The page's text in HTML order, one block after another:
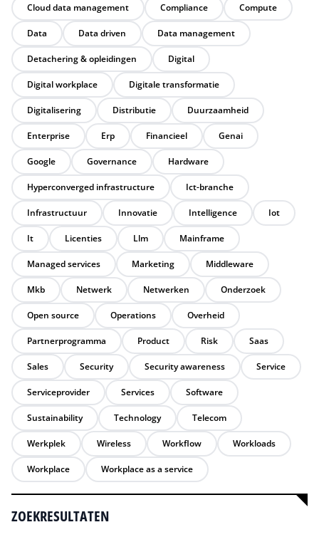
ZOEKRESULTATEN
Cloud data management Compliance Compute
Data Data driven Data management
Detachering & opleidingen Digital
Digital workplace Digitale transformatie
Digitalisering Distributie Duurzaamheid
Enterprise Erp Financieel Genai
Google Governance Hardware
Hyperconverged infrastructure Ict-branche
Infrastructuur Innovatie Intelligence Iot
It Licenties Llm Mainframe
Managed services Marketing Middleware
Mkb Netwerk Netwerken Onderzoek
Open source Operations Overheid
Partnerprogramma Product Risk Saas
Sales Security Security awareness Service
Serviceprovider Services Software
Sustainability Technology Telecom
Werkplek Wireless Workflow Workloads
Workplace Workplace as a service